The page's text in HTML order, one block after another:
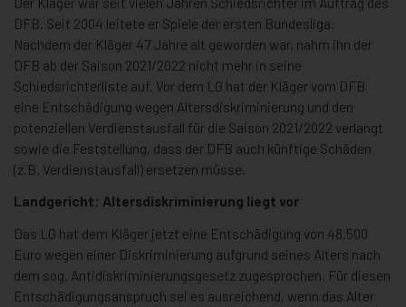
DFB. Seit 2004 leitete er Spiele der ersten Bundesliga.
Nachdem der Kläger 47 Jahre alt geworden war, nahm ihn der
DFB ab der Saison 2021/2022 nicht mehr in seine
Schiedsrichterliste auf. Vor dem LG hat der Kläger vom DFB
eine Entschädigung wegen Altersdiskriminierung und den
potenziellen Verdienstausfall für die Saison 2021/2022 verlangt
sowie die Feststellung, dass der DFB auch künftige Schäden
(z.B. Verdienstausfall) ersetzen müsse.
Landgericht: Altersdiskriminierung liegt vor
Das LG hat dem Kläger jetzt eine Entschädigung von 48.500
Euro wegen einer Diskriminierung aufgrund seines Alters nach
dem sog. Antidiskriminierungsgesetz zugesprochen. Für diesen
Entschädigungsanspruch sei es ausreichend, wenn das Alter